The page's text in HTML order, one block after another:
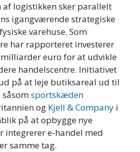
logistikken sker parallelt
igangværende strategiske
varehuse. Som
har rapporteret investerer
euro for at udvikle
handelscentre. Initiativet
på at leje butiksareal ud til
såsomsportskæden
og Kjell & Company i
på at opbygge nye
integrerer e-handel med
samme tag.